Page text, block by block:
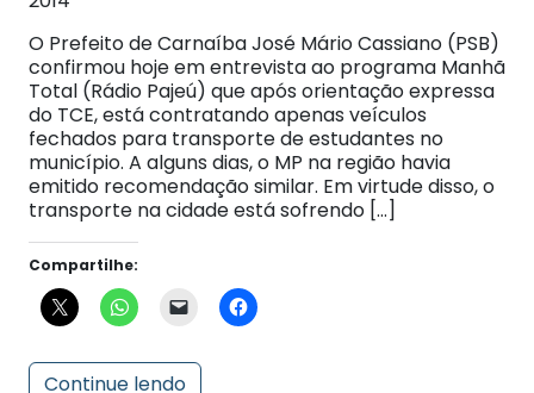
O Prefeito de Carnaíba José Mário Cassiano (PSB)
confirmou hoje em entrevista ao programa Manhã
Total (Rádio Pajeú) que após orientação expressa
do TCE, está contratando apenas veículos
fechados para transporte de estudantes no
município. A alguns dias, o MP na região havia
emitido recomendação similar. Em virtude disso, o
transporte na cidade está sofrendo […]
Continue lendo